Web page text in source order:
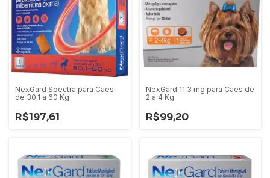
NexGard Spectra para Cães
de 30,1 a 60 Kg
R$197,61
NexGard 11,3 mg para Cães de
2 a 4 Kg
R$99,20